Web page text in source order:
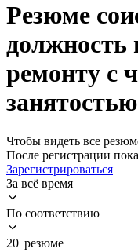
Резюме
должность
ремонту с
Чтобы видеть все
После регистрации
Зарегистрироваться
За всё время
По соответствию
20 резюме